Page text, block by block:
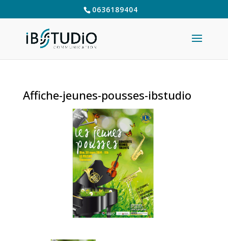
0636189404
Affiche-jeunes-pousses-ibstudio